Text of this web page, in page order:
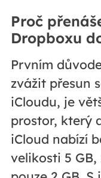
Proč
Dropboxu
Prvním
zvážit přesun
iCloudu, je
prostor, který
iCloud nabízí
velikosti 5